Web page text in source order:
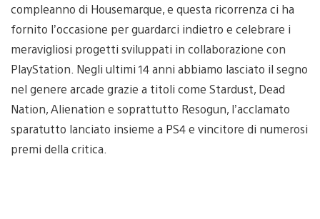
compleanno di Housemarque, e questa ricorrenza ci ha
fornito l’occasione per guardarci indietro e celebrare i
meravigliosi progetti sviluppati in collaborazione con
PlayStation. Negli ultimi 14 anni abbiamo lasciato il segno
nel genere arcade grazie a titoli come Stardust, Dead
Nation, Alienation e soprattutto Resogun, l’acclamato
sparatutto lanciato insieme a PS4 e vincitore di numerosi
premi della critica.